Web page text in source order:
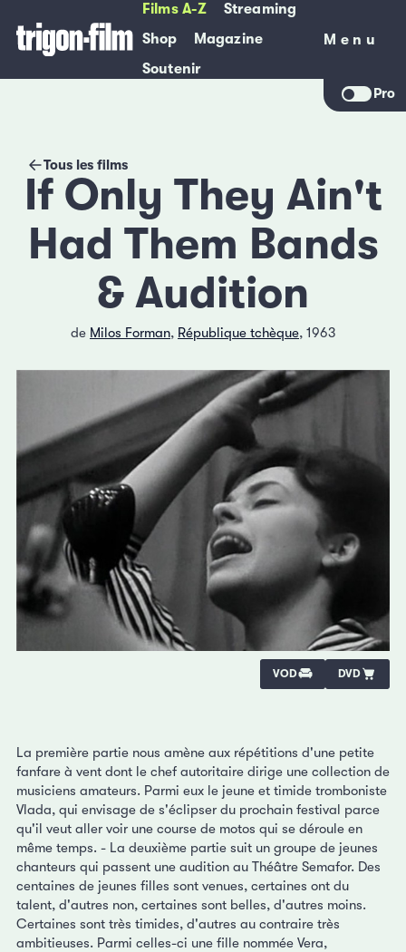
Films A-Z
Streaming
Shop
Magazine
Soutenir
Menu
Menu
Pro
Tous les films
If Only They Ain't
Had Them Bands
& Audition
de Milos Forman, République tchèque, 1963
VOD DVD
La première partie nous amène aux répétitions d'une petite
fanfare à vent dont le chef autoritaire dirige une collection de
musiciens amateurs. Parmi eux le jeune et timide tromboniste
Vlada, qui envisage de s'éclipser du prochain festival parce
qu'il veut aller voir une course de motos qui se déroule en
même temps. - La deuxième partie suit un groupe de jeunes
chanteurs qui passent une audition au Théâtre Semafor. Des
centaines de jeunes filles sont venues, certaines ont du
talent, d'autres non, certaines sont belles, d'autres moins.
Certaines sont très timides, d'autres au contraire très
ambitieuses. Parmi celles-ci une fille nommée Vera,